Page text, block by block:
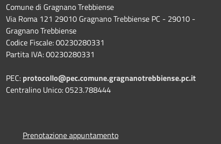
Comune di Gragnano Trebbiense
Via Roma 121 29010 Gragnano Trebbiense PC - 29010 -
Gragnano Trebbiense
Codice Fiscale: 00230280331
Partita IVA: 00230280331
PEC: protocollo@pec.comune.gragnanotrebbiense.pc.it
Centralino Unico: 0523.788444
Prenotazione appuntamento